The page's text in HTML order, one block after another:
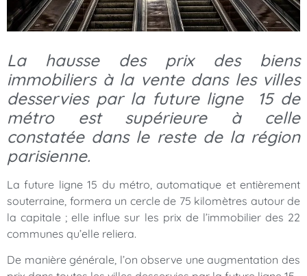
La hausse des prix des biens
immobiliers à la vente dans les villes
desservies par la future ligne 15 de
métro est supérieure à celle
constatée dans le reste de la région
parisienne.
La future ligne 15 du métro, automatique et entièrement
souterraine, formera un cercle de 75 kilomètres autour de
la capitale ; elle influe sur les prix de l’immobilier des 22
communes qu’elle reliera.
De manière générale, l’on observe une augmentation des